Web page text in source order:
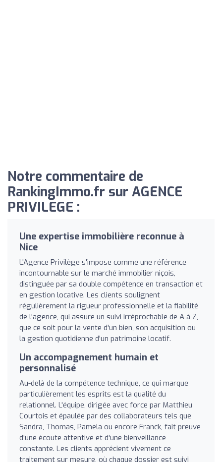
Notre commentaire de
RankingImmo.fr sur AGENCE
PRIVILEGE :
Une expertise immobilière reconnue à
Nice
L'Agence Privilège s'impose comme une référence
incontournable sur le marché immobilier niçois,
distinguée par sa double compétence en transaction et
en gestion locative. Les clients soulignent
régulièrement la rigueur professionnelle et la fiabilité
de l'agence, qui assure un suivi irréprochable de A à Z,
que ce soit pour la vente d'un bien, son acquisition ou
la gestion quotidienne d'un patrimoine locatif.
Un accompagnement humain et
personnalisé
Au-delà de la compétence technique, ce qui marque
particulièrement les esprits est la qualité du
relationnel. L'équipe, dirigée avec force par Matthieu
Courtois et épaulée par des collaborateurs tels que
Sandra, Thomas, Pamela ou encore Franck, fait preuve
d'une écoute attentive et d'une bienveillance
constante. Les clients apprécient vivement ce
traitement sur mesure, où chaque dossier est suivi